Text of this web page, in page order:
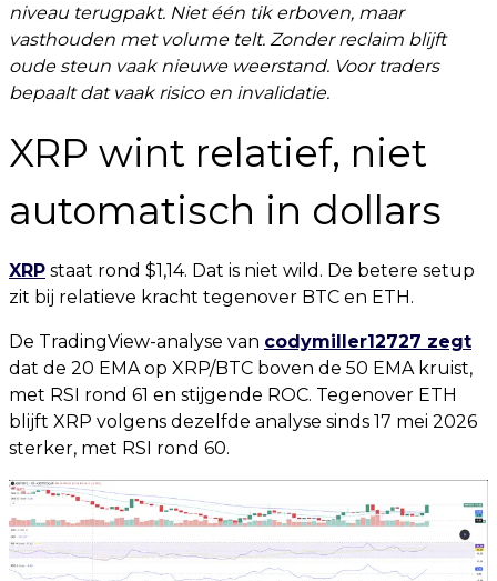
niveau terugpakt. Niet één tik erboven, maar
vasthouden met volume telt. Zonder reclaim blijft
oude steun vaak nieuwe weerstand. Voor traders
bepaalt dat vaak risico en invalidatie.
XRP wint relatief, niet
automatisch in dollars
XRP staat rond $1,14. Dat is niet wild. De betere setup
zit bij relatieve kracht tegenover BTC en ETH.
De TradingView-analyse van codymiller12727 zegt
dat de 20 EMA op XRP/BTC boven de 50 EMA kruist,
met RSI rond 61 en stijgende ROC. Tegenover ETH
blijft XRP volgens dezelfde analyse sinds 17 mei 2026
sterker, met RSI rond 60.